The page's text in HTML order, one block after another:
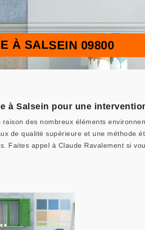
À SALSEIN 09800
à Salsein pour une
des nombreux éléments
de qualité supérieure et une méthode
Faites appel à Claude Ravalement si